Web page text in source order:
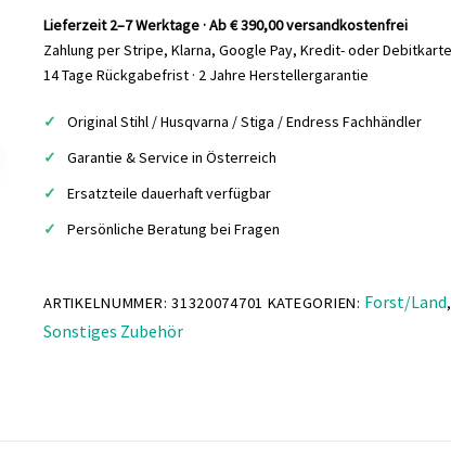
Kit
HEXA
36
66
Menge
Lieferzeit 2–7 Werktage · Ab € 390,00 versandkostenfrei
Zahlung per Stripe, Klarna, Google Pay, Kredit- oder Debitkarte
14 Tage Rückgabefrist · 2 Jahre Herstellergarantie
Original Stihl / Husqvarna / Stiga / Endress Fachhändler
Garantie & Service in Österreich
Ersatzteile dauerhaft verfügbar
Persönliche Beratung bei Fragen
ARTIKELNUMMER:31320074701 KATEGORIEN: Forst/Land,
Sonstiges Zubehör